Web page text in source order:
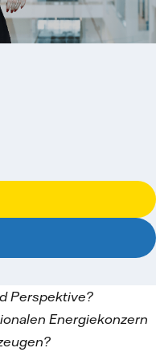
Perspektive?
Energiekonzern